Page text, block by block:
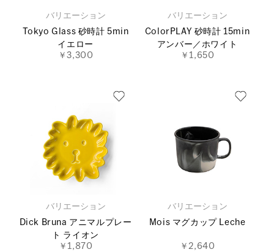
バリエーション
Tokyo Glass 砂時計 5min
イエロー
￥3,300
バリエーション
ColorPLAY 砂時計 15min
アンバー／ホワイト
￥1,650
バリエーション
Dick Bruna アニマルプレー
ト ライオン
￥1,870
バリエーション
Mois マグカップ Leche
￥2,640